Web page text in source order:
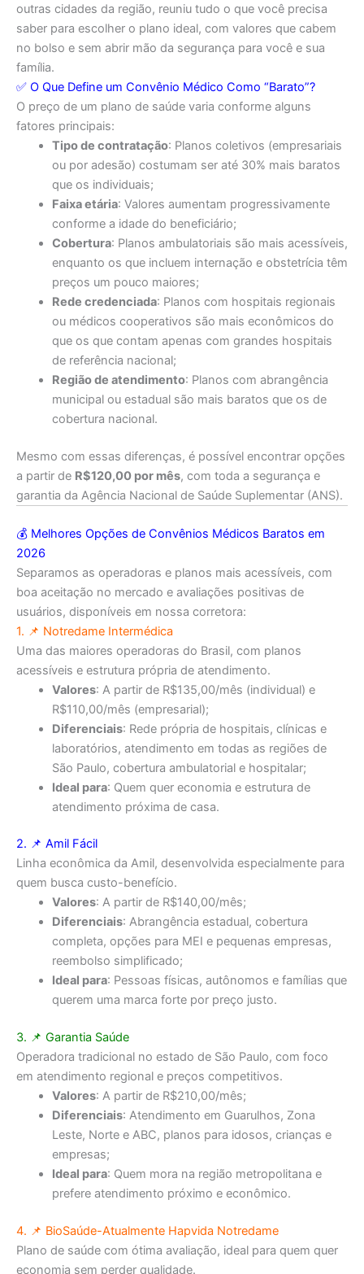
outras cidades da região, reuniu tudo o que você precisa
saber para escolher o plano ideal, com valores que cabem
no bolso e sem abrir mão da segurança para você e sua
família.
✅ O Que Define um Convênio Médico Como “Barato”?
O preço de um plano de saúde varia conforme alguns
fatores principais:
Tipo de contratação: Planos coletivos (empresariais
ou por adesão) costumam ser até 30% mais baratos
que os individuais;
Faixa etária: Valores aumentam progressivamente
conforme a idade do beneficiário;
Cobertura: Planos ambulatoriais são mais acessíveis,
enquanto os que incluem internação e obstetrícia têm
preços um pouco maiores;
Rede credenciada: Planos com hospitais regionais
ou médicos cooperativos são mais econômicos do
que os que contam apenas com grandes hospitais
de referência nacional;
Região de atendimento: Planos com abrangência
municipal ou estadual são mais baratos que os de
cobertura nacional.
Mesmo com essas diferenças, é possível encontrar opções
a partir de R$120,00 por mês, com toda a segurança e
garantia da Agência Nacional de Saúde Suplementar (ANS).
💰 Melhores Opções de Convênios Médicos Baratos em
2026
Separamos as operadoras e planos mais acessíveis, com
boa aceitação no mercado e avaliações positivas de
usuários, disponíveis em nossa corretora:
1. 📌 Notredame Intermédica
Uma das maiores operadoras do Brasil, com planos
acessíveis e estrutura própria de atendimento.
Valores: A partir de R$135,00/mês (individual) e
R$110,00/mês (empresarial);
Diferenciais: Rede própria de hospitais, clínicas e
laboratórios, atendimento em todas as regiões de
São Paulo, cobertura ambulatorial e hospitalar;
Ideal para: Quem quer economia e estrutura de
atendimento próxima de casa.
2. 📌 Amil Fácil
Linha econômica da Amil, desenvolvida especialmente para
quem busca custo-benefício.
Valores: A partir de R$140,00/mês;
Diferenciais: Abrangência estadual, cobertura
completa, opções para MEI e pequenas empresas,
reembolso simplificado;
Ideal para: Pessoas físicas, autônomos e famílias que
querem uma marca forte por preço justo.
3. 📌 Garantia Saúde
Operadora tradicional no estado de São Paulo, com foco
em atendimento regional e preços competitivos.
Valores: A partir de R$210,00/mês;
Diferenciais: Atendimento em Guarulhos, Zona
Leste, Norte e ABC, planos para idosos, crianças e
empresas;
Ideal para: Quem mora na região metropolitana e
prefere atendimento próximo e econômico.
4. 📌 BioSaúde-Atualmente Hapvida Notredame
Plano de saúde com ótima avaliação, ideal para quem quer
economia sem perder qualidade.